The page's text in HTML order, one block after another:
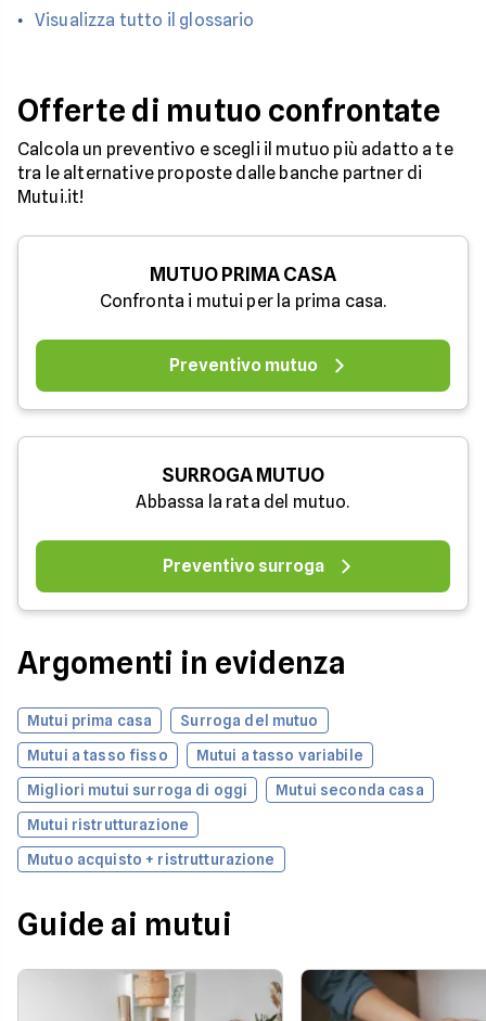
Visualizza tutto il glossario
Offerte di mutuo confrontate
Calcola un preventivo e scegli il mutuo più adatto a te
tra le alternative proposte dalle banche partner di
Mutui.it!
MUTUO PRIMA CASA
Confronta i mutui per la prima casa.
Preventivo mutuo
SURROGA MUTUO
Abbassa la rata del mutuo.
Preventivo surroga
Argomenti in evidenza
Mutui prima casa
Surroga del mutuo
Mutui a tasso fisso
Mutui a tasso variabile
Migliori mutui surroga di oggi
Mutui seconda casa
Mutui ristrutturazione
Mutuo acquisto + ristrutturazione
Guide ai mutui